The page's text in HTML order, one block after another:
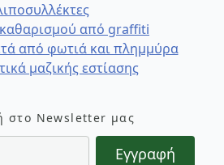
από graffiti
από φωτιά και πλημμύρα
μαζικής εστίασης
στο Newsletter μας
Εγγραφή